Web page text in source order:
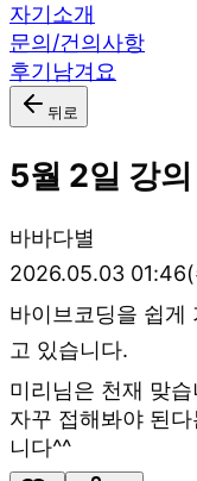
자기소개
문의/건의사항
후기남겨요
뒤로
5월 2일 강의
바바다별
2026.05.03 01:46
바이브코딩을 쉽게
고 있습니다.
미리님은 천재 맞
자꾸 접해봐야 된
니다^^